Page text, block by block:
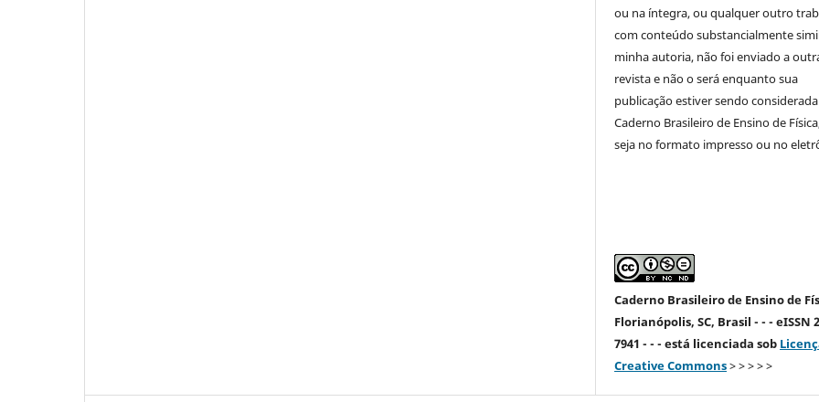
ou na íntegra, ou qualquer outro
com conteúdo substancialmente
minha autoria, não foi enviado a
revista e não o será enquanto sua
publicação estiver sendo
Caderno Brasileiro de Ensino de
seja no formato impresso ou no
Caderno Brasileiro de Ensino de
Florianópolis, SC, Brasil - - - eISSN
7941 - - - está licenciada sob
Creative Commons> > > > >